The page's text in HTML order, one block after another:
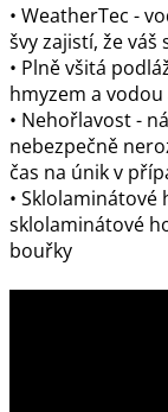
• WeatherTec -
švy zajistí, že
• Plně všitá
hmyzem a
• Nehořlavost -
nebezpečně
čas na únik v
• Sklolaminátové
sklolaminátové
bouřky